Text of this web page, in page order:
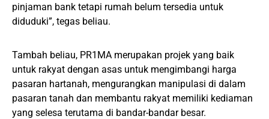
pinjaman bank tetapi rumah belum tersedia untuk
diduduki”, tegas beliau.
Tambah beliau, PR1MA merupakan projek yang baik
untuk rakyat dengan asas untuk mengimbangi harga
pasaran hartanah, mengurangkan manipulasi di dalam
pasaran tanah dan membantu rakyat memiliki kediaman
yang selesa terutama di bandar-bandar besar.